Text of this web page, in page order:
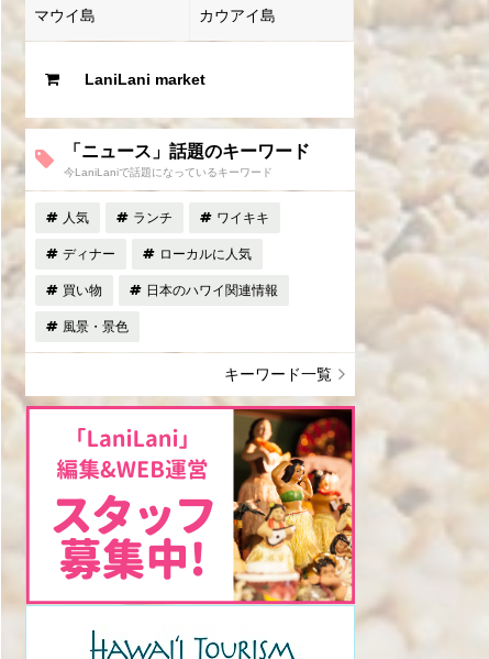
マウイ島 カウアイ島
LaniLani market
「ニュース」話題のキーワード
今LaniLaniで話題になっているキーワード
人気 ランチ ワイキキ
ディナー ローカルに人気
買い物 日本のハワイ関連情報
風景・景色
キーワード一覧